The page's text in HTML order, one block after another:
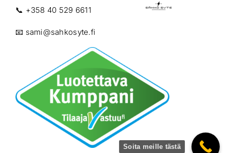
📞 +358 40 529 6611
📧 sami@sahkosyte.fi
Soita meille tästä